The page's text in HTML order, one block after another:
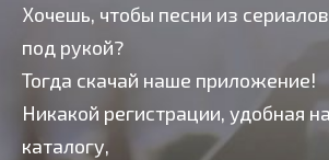
Хочешь, чтобы песни из
под рукой?
Тогда скачай наше приложение!
Никакой регистрации, удобная
каталогу,